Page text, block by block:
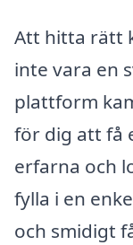
Att hitta rätt
inte vara en
plattform
för dig att få
erfarna och
fylla i en
och smidigt